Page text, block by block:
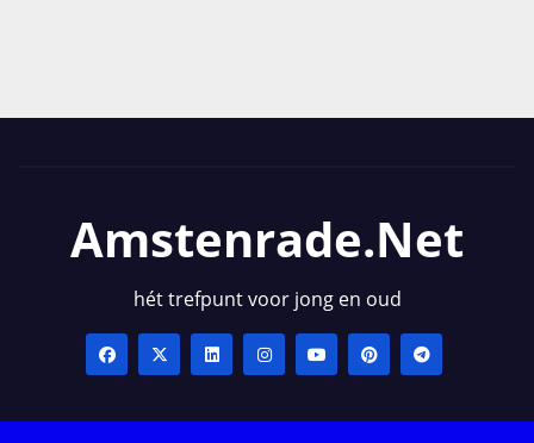
Amstenrade.net
hét trefpunt voor jong en oud